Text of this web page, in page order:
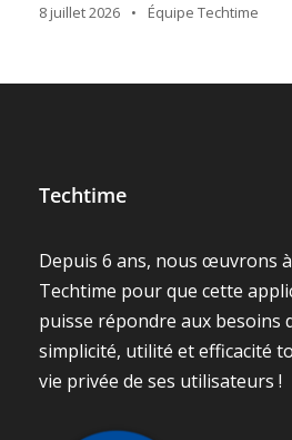
8 juillet 2026 • Équipe Techtime
Techtime
Depuis 6 ans, nous œuvrons
Techtime pour que cette
puisse répondre aux besoins
simplicité, utilité et efficacité
vie privée de ses utilisateurs !